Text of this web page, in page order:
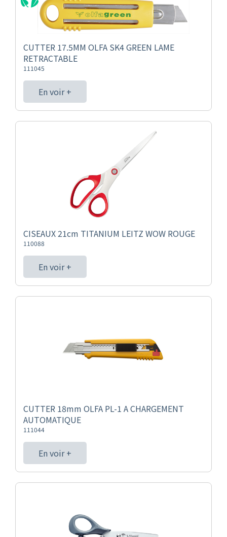
CUTTER 17.5MM OLFA SK4 GREEN LAME
RETRACTABLE
111045
En voir +
CISEAUX 21cm TITANIUM LEITZ WOW ROUGE
110088
En voir +
CUTTER 18mm OLFA PL-1 A CHARGEMENT
AUTOMATIQUE
111044
En voir +